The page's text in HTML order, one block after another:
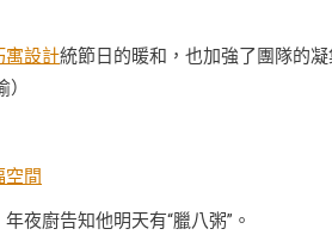
寓設計統節日的暖和，也加強了團隊的
空間
夜廚告知他明天有“臘八粥”。